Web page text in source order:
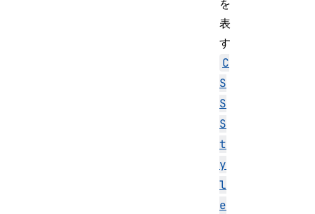
を
表
す
C
S
S
S
t
y
l
e